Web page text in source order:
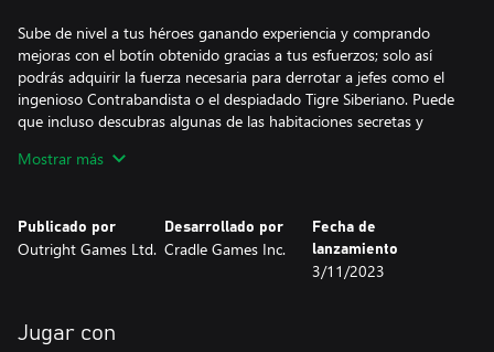
Sube de nivel a tus héroes ganando experiencia y comprando
mejoras con el botín obtenido gracias a tus esfuerzos; solo así
podrás adquirir la fuerza necesaria para derrotar a jefes como el
ingenioso Contrabandista o el despiadado Tigre Siberiano. Puede
que incluso descubras algunas de las habitaciones secretas y
Mostrar más
Publicado por
Outright Games Ltd.
Desarrollado por
Cradle Games Inc.
Fecha de
lanzamiento
3/11/2023
Jugar con